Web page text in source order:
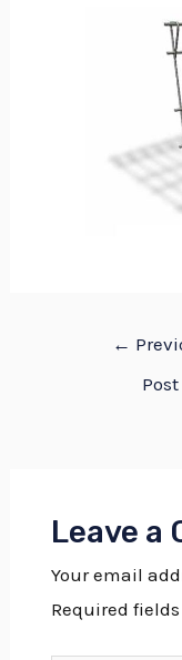
←
Post
Leave a
Your email
Required